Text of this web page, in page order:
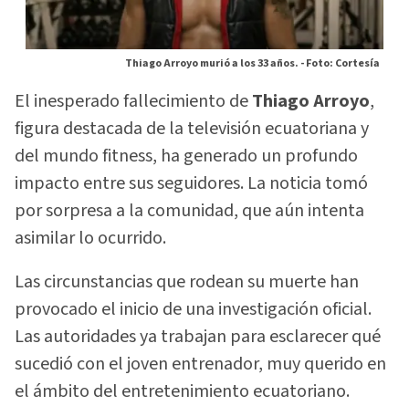
Thiago Arroyo murió a los 33 años. -Foto: Cortesía
El inesperado fallecimiento deThiago Arroyo,
figura destacada de la televisión ecuatoriana y
del mundo fitness, ha generado un profundo
impacto entre sus seguidores. La noticia tomó
por sorpresa a la comunidad, que aún intenta
asimilar lo ocurrido.
Las circunstancias que rodean su muerte han
provocado el inicio de una investigación oficial.
Las autoridades ya trabajan para esclarecer qué
sucedió con el joven entrenador, muy querido en
el ámbito del entretenimiento ecuatoriano.